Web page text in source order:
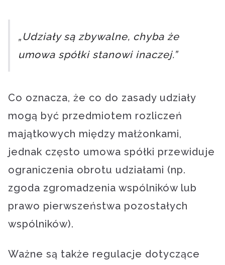
„Udziały są zbywalne, chyba że
umowa spółki stanowi inaczej.”
Co oznacza, że co do zasady udziały
mogą być przedmiotem rozliczeń
majątkowych między małżonkami,
jednak często umowa spółki przewiduje
ograniczenia obrotu udziałami (np.
zgoda zgromadzenia wspólników lub
prawo pierwszeństwa pozostałych
wspólników).
Ważne są także regulacje dotyczące